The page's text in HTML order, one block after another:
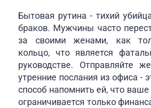
Бытовая рутина - тихий
браков. Мужчины часто
за своими женами, как
кольцо, что является
руководстве. Отправляйте
утренние послания из офиса -
способ напомнить ей, что
ограничивается только